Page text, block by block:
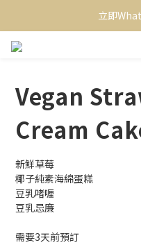
立即
Vegan
Cream
新鮮草莓
椰子純素海綿蛋糕
豆乳啫喱
豆乳忌廉
需要3天前預訂